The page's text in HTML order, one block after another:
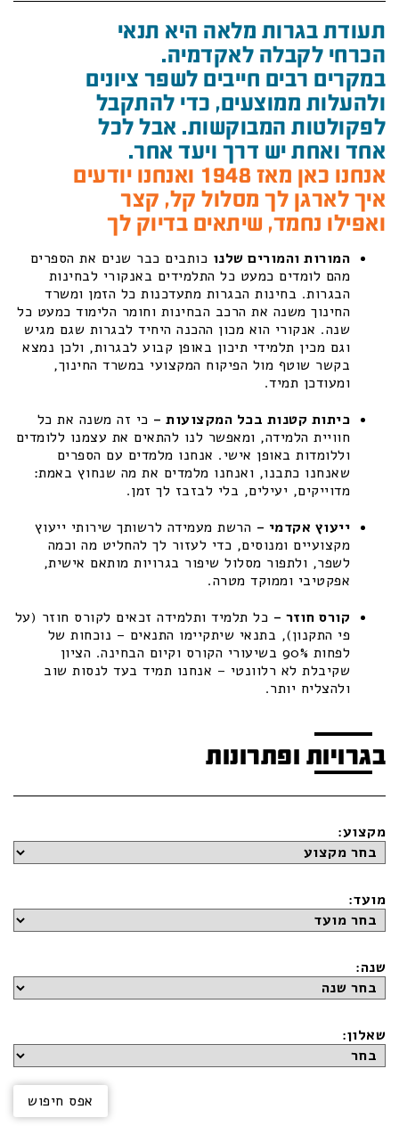
תעודת בגרות מלאה היא תנאי
הכרחי לקבלה לאקדמיה.
במקרים רבים חייבים לשפר ציונים
ולהעלות ממוצעים, כדי להתקבל
לפקולטות המבוקשות. אבל לכל
אחד ואחת יש דרך ויעד אחר.
אנחנו כאן מאז 1948 ואנחנו יודעים
איך לארגן לך מסלול קל, קצר
ואפילו נחמד, שיתאים בדיוק לך
המורות והמורים שלנו כותבים כבר שנים את הספרים
מהם לומדים כמעט כל התלמידים באנקורי לבחינות
הבגרות. בחינות הבגרות מתעדכנות כל הזמן ומשרד
החינוך משנה את הרכב הבחינות וחומר הלימוד כמעט כל
שנה. אנקורי הוא מכון ההכנה היחיד לבגרות שגם מגיש
וגם מכין תלמידי תיכון באופן קבוע לבגרות, ולכן נמצא
בקשר שוטף מול הפיקוח המקצועי במשרד החינוך,
ומעודכן תמיד.
כיתות קטנות בכל המקצועות – כי זה משנה את כל
חוויית הלמידה, ומאפשר לנו להתאים את עצמנו ללומדים
וללומדות באופן אישי. אנחנו מלמדים עם הספרים
שאנחנו כתבנו, ואנחנו מלמדים את מה שנחוץ באמת:
מדוייקים, יעילים, בלי לבזבז לך זמן.
ייעוץ אקדמי – הרשת מעמידה לרשותך שירותי ייעוץ
מקצועיים ומנוסים, כדי לעזור לך להחליט מה וכמה
לשפר, ולתפור מסלול שיפור בגרויות מותאם אישית,
אפקטיבי וממוקד מטרה.
קורס חוזר – כל תלמיד ותלמידה זכאים לקורס חוזר (על
פי התקנון), בתנאי שיתקיימו התנאים – נוכחות של
לפחות 90% בשיעורי הקורס וקיום הבחינה. הציון
שקיבלת לא רלוונטי – אנחנו תמיד בעד לנסות שוב
ולהצליח יותר.
בגרויות ופתרונות
מקצוע:
מועד:
שנה:
שאלון: